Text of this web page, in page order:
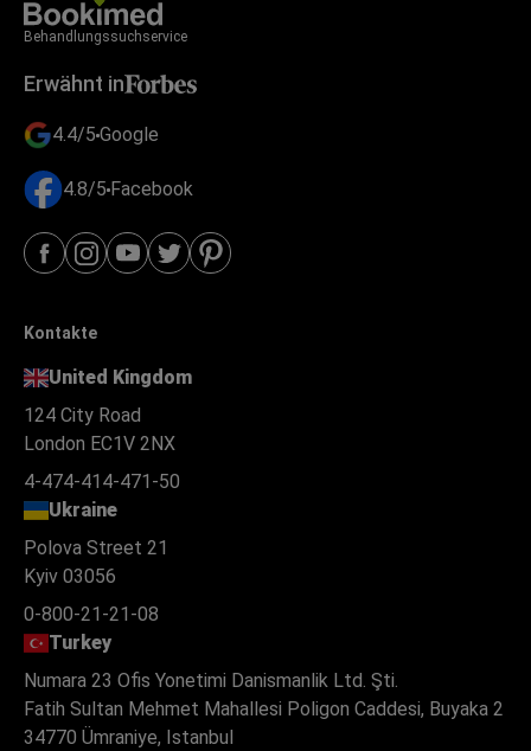
Behandlungssuchservice
Erwähnt in
4.4/5 Google
4.8/5 Facebook
Kontakte
United Kingdom
124 City Road
London EC1V 2NX
4-474-414-471-50
Ukraine
Polova Street 21
Kyiv 03056
0-800-21-21-08
Turkey
Numara 23 Ofis Yonetimi Danismanlik Ltd. Şti.
Fatih Sultan Mehmet Mahallesi Poligon Caddesi, Buyaka 2
34770 Ümraniye, Istanbul